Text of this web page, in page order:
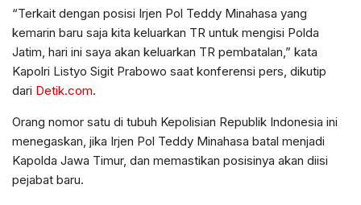
“Terkait dengan posisi Irjen Pol Teddy Minahasa yang
kemarin baru saja kita keluarkan TR untuk mengisi Polda
Jatim, hari ini saya akan keluarkan TR pembatalan,” kata
Kapolri Listyo Sigit Prabowo saat konferensi pers, dikutip
dari Detik.com.
Orang nomor satu di tubuh Kepolisian Republik Indonesia ini
menegaskan, jika Irjen Pol Teddy Minahasa batal menjadi
Kapolda Jawa Timur, dan memastikan posisinya akan diisi
pejabat baru.